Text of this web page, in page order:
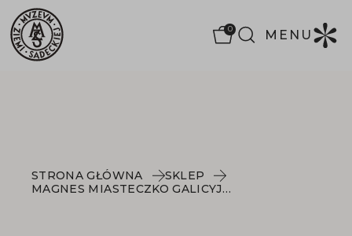
0 MENU
STRONA GŁÓWNA
SKLEP
MAGNES MIASTECZKO GALICYJSKIE – CERAMICZNY V.2